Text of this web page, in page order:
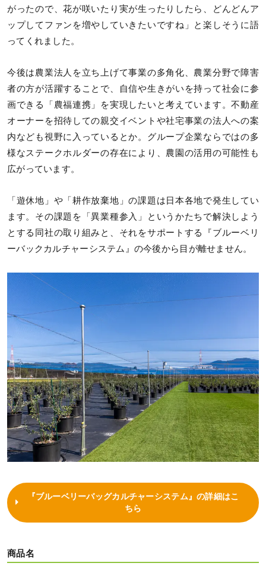
がったので、花が咲いたり実が生ったりしたら、どんどんア
ップしてファンを増やしていきたいですね」と楽しそうに語
ってくれました。
今後は農業法人を立ち上げて事業の多角化、農業分野で障害
者の方が活躍することで、自信や生きがいを持って社会に参
画できる「農福連携」を実現したいと考えています。不動産
オーナーを招待しての親交イベントや社宅事業の法人への案
内なども視野に入っているとか。グループ企業ならではの多
様なステークホルダーの存在により、農園の活用の可能性も
広がっています。
「遊休地」や「耕作放棄地」の課題は日本各地で発生してい
ます。その課題を「異業種参入」というかたちで解決しよう
とする同社の取り組みと、それをサポートする『ブルーベリ
ーバックカルチャーシステム』の今後から目が離せません。
『ブルーベリーバッグカルチャーシステム』の詳細はこ
ちら
商品名